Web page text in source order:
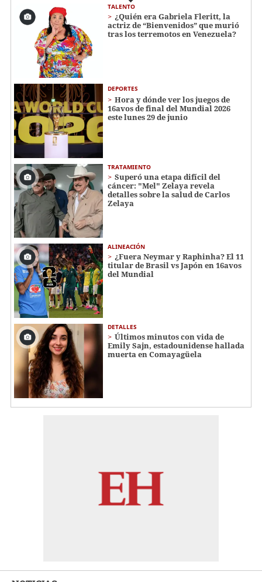
TALENTO
¿Quién era Gabriela Fleritt, la
actriz de “Bienvenidos” que murió
tras los terremotos en Venezuela?
DEPORTES
Hora y dónde ver los juegos de
16avos de final del Mundial 2026
este lunes 29 de junio
TRATAMIENTO
Superó una etapa difícil del
cáncer: "Mel" Zelaya revela
detalles sobre la salud de Carlos
Zelaya
ALINEACIÓN
¿Fuera Neymar y Raphinha? El 11
titular de Brasil vs Japón en 16avos
del Mundial
DETALLES
Últimos minutos con vida de
Emily Sajn, estadounidense hallada
muerta en Comayagüela